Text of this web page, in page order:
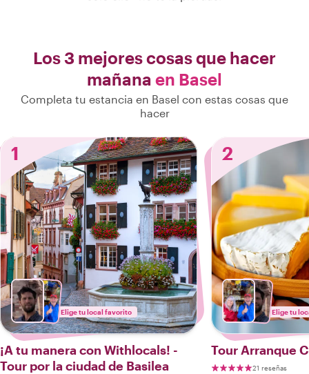
Los 3 mejores cosas que hacer
mañana en Basel
Completa tu estancia en Basel con estas cosas que
hacer
1
Elige tu local favorito
¡A tu manera con Withlocals! -
Tour por la ciudad de Basilea
2
Elige tu
Tour Arranque
21 reseñas